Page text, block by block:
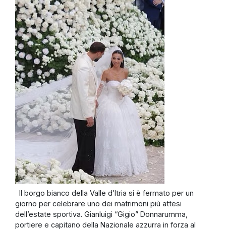
Il borgo bianco della Valle d’Itria si è fermato per un
giorno per celebrare uno dei matrimoni più attesi
dell’estate sportiva. Gianluigi “Gigio” Donnarumma,
portiere e capitano della Nazionale azzurra in forza al